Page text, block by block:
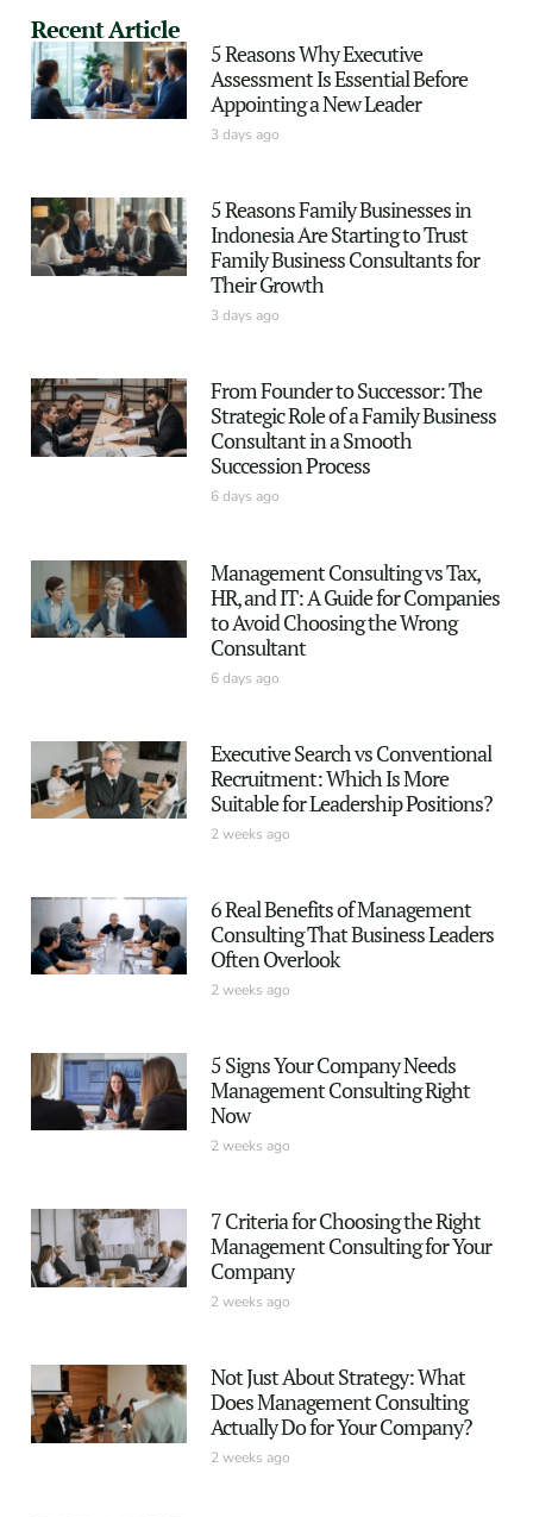
Recent Article
5 Reasons Why Executive
Assessment Is Essential Before
Appointing a New Leader
3 days ago
5 Reasons Family Businesses in
Indonesia Are Starting to Trust
Family Business Consultants for
Their Growth
3 days ago
From Founder to Successor: The
Strategic Role of a Family Business
Consultant in a Smooth
Succession Process
6 days ago
Management Consulting vs Tax,
HR, and IT: A Guide for Companies
to Avoid Choosing the Wrong
Consultant
6 days ago
Executive Search vs Conventional
Recruitment: Which Is More
Suitable for Leadership Positions?
2 weeks ago
6 Real Benefits of Management
Consulting That Business Leaders
Often Overlook
2 weeks ago
5 Signs Your Company Needs
Management Consulting Right
Now
2 weeks ago
7 Criteria for Choosing the Right
Management Consulting for Your
Company
2 weeks ago
Not Just About Strategy: What
Does Management Consulting
Actually Do for Your Company?
2 weeks ago